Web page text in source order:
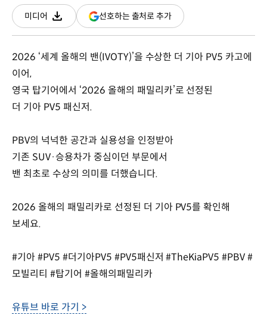
미디어
다운로드
선호하는 출처로 추가(새
창
2026 ‘세계 올해의 밴(IVOTY)’을 수상한 더 기아 PV5 카고에
이어,
영국 탑기어에서 ‘2026 올해의 패밀리카’로 선정된
더 기아 PV5 패신저.
PBV의 넉넉한 공간과 실용성을 인정받아
기존 SUV·승용차가 중심이던 부문에서
밴 최초로 수상의 의미를 더했습니다.
2026 올해의 패밀리카로 선정된 더 기아 PV5를 확인해
보세요.
#기아 #PV5 #더기아PV5 #PV5패신저 #TheKiaPV5 #PBV #
모빌리티 #탑기어 #올해의패밀리카
유튜브 바로 가기 >